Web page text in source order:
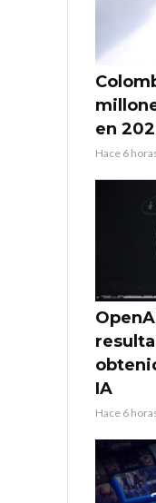
en
Hace 6
IA
Hace 6